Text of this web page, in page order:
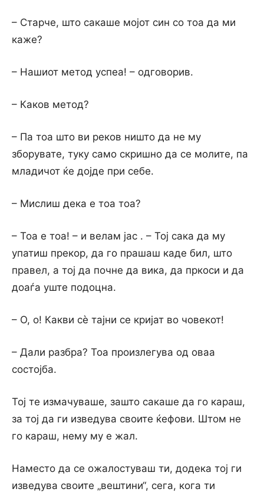
– Старче, што сакаше мојот син со тоа да ми
каже?
– Нашиот метод успеа! – одговорив.
– Каков метод?
– Па тоа што ви реков ништо да не му
зборувате, туку само скришно да се молите, па
младичот ќе дојде при себе.
– Мислиш дека е тоа тоа?
– Тоа е тоа! – и велам јас . – Тој сака да му
упатиш прекор, да го прашаш каде бил, што
правел, а тој да почне да вика, да пркоси и да
доаѓа уште подоцна.
– О, о! Какви сѐ тајни се кријат во човекот!
– Дали разбра? Тоа произлегува од оваа
состојба.
Тој те измачуваше, зашто сакаше да го караш,
за тој да ги изведува своите ќефови. Штом не
го караш, нему му е жал.
Наместо да се ожалостуваш ти, додека тој ги
изведува своите „вештини“, сега, кога ти